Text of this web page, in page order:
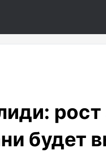
рост
будет